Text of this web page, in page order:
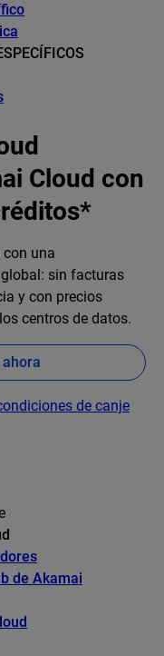
Cloud con
con una
sin facturas
y con precios
centros de datos.
ahora
de canje
de Akamai